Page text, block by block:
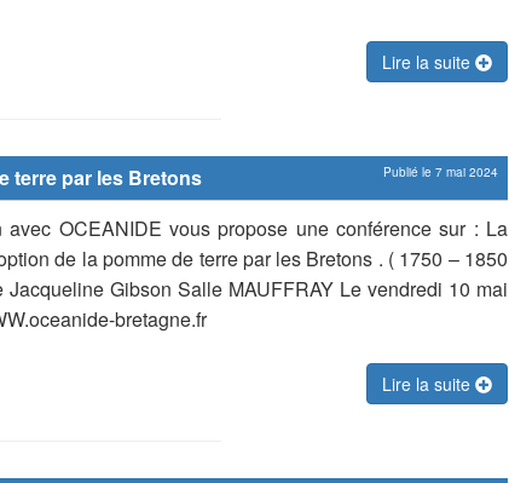
Lire la suite
terre par les Bretons Publié le 7 mai 2024
avec OCEANIDE vous propose une conférence sur : La
de la pomme de terre par les Bretons . ( 1750 – 1850
Jacqueline Gibson Salle MAUFFRAY Le vendredi 10 mai
bretagne.fr
Lire la suite